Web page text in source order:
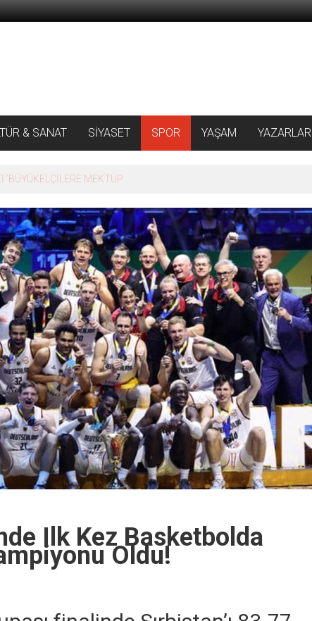
& SANAT SİYASET SPOR YAŞAM YAZARLAR
’BÜYÜKELÇİLERE MEKTUP
Ilk Kez Basketbolda
Oldu!